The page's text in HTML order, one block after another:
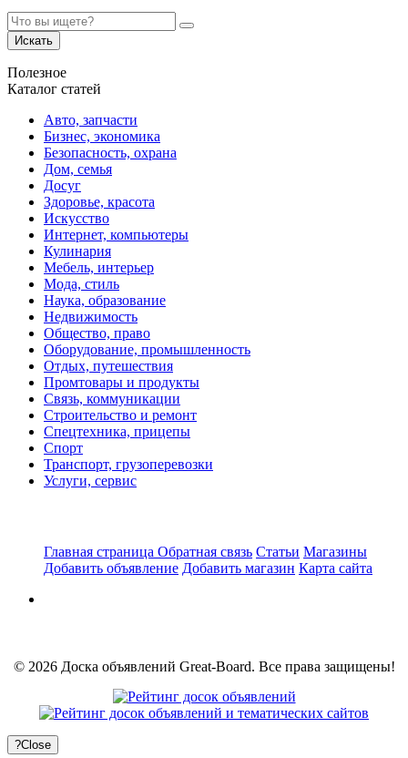
Искать
Полезное
Каталог статей
Авто, запчасти
Бизнес, экономика
Безопасность, охрана
Дом, семья
Досуг
Здоровье, красота
Искусство
Интернет, компьютеры
Кулинария
Мебель, интерьер
Мода, стиль
Наука, образование
Недвижимость
Общество, право
Оборудование, промышленность
Отдых, путешествия
Промтовары и продукты
Связь, коммуникации
Строительство и ремонт
Спецтехника, прицепы
Спорт
Транспорт, грузоперевозки
Услуги, сервис
Главная страница Обратная связь Статьи Магазины
Добавить объявление Добавить магазин Карта сайта
© 2026 Доска объявлений Great-Board. Все права защищены!
?Close